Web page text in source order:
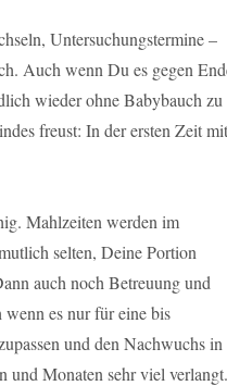
Untersuchungstermine –
Auch wenn Du es gegen
wieder ohne Babybauch zu
freust: In der ersten Zeit mit
Mahlzeiten werden im
selten, Deine Portion
auch noch Betreuung und
es nur für eine bis
und den Nachwuchs in
und Monaten sehr viel verlangt.